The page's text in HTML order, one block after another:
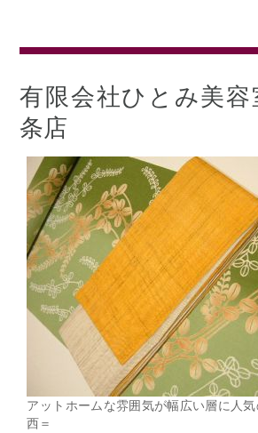
有限会社ひとみ美容
条店
アットホームな雰囲気が幅広い層に人
西＝